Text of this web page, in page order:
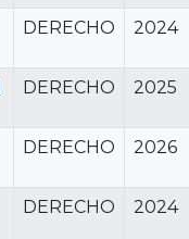
DERECHO 2024
DERECHO 2025
DERECHO 2026
DERECHO 2024